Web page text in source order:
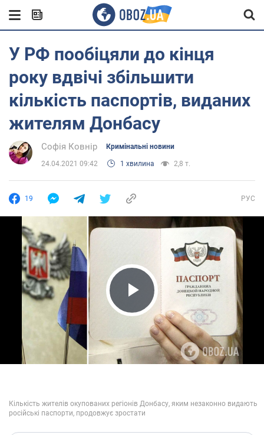
У РФ пообіцяли до кінця
року вдвічі збільшити
кількість паспортів, виданих
жителям Донбасу
Софія Ковнір Кримінальні новини
24.04.2021 09:42 1 хвилина 2,8 т.
19 РУС
Play Video